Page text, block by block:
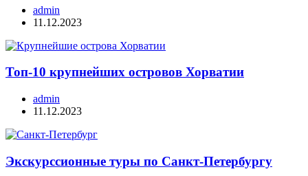
admin
11.12.2023
Топ-10 крупнейших островов Хорватии
admin
11.12.2023
Экскурссионные туры по Санкт-Петербургу